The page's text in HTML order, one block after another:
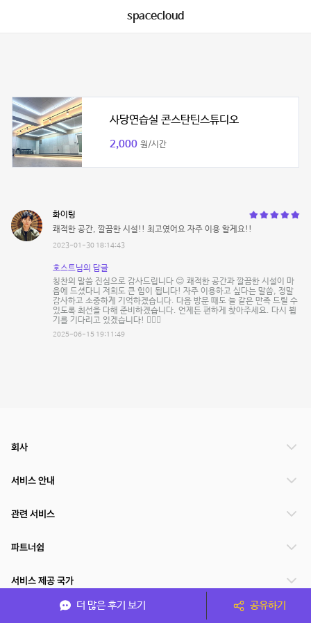
spacecloud
사당연습실 콘스탄틴스튜디오
2,000 원/시간
화이팅
쾌적한 공간, 깔끔한 시설!! 최고였어요 자주 이용 할게요!!
2023-01-30 18:14:43
호스트님의 답글
칭찬의 말씀 진심으로 감사드립니다 😊 쾌적한 공간과 깔끔한 시설이 마
음에 드셨다니 저희도 큰 힘이 됩니다! 자주 이용하고 싶다는 말씀, 정말
감사하고 소중하게 기억하겠습니다. 다음 방문 때도 늘 같은 만족 드릴 수
있도록 최선을 다해 준비하겠습니다. 언제든 편하게 찾아주세요. 다시 뵙
기를 기다리고 있겠습니다! 🙇‍♀️✨
2025-06-15 19:11:49
더 많은 후기 보기 공유하기
회사
서비스 안내
관련 서비스
파트너쉽
서비스 제공 국가